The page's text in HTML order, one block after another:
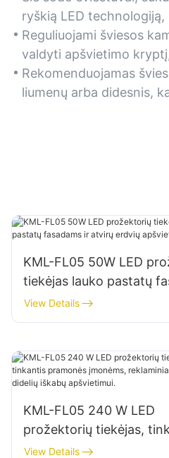
ryškią LED
matomumą ir saugumą,
lauko erdves, tokias
gėlynai.
Reguliuojami šviesos
valdyti apšvietimo
sodo elementams ar
paryškinti.
Rekomenduojamas
liumenų arba didesnis,
KML-FL05 50W LED
tiekėjas lauko pastatų
ir atvirų erdvių
View Details
KML-FL05 240 W LED
prožektorių tiekėjas,
pramonės įmonėms,
View Details